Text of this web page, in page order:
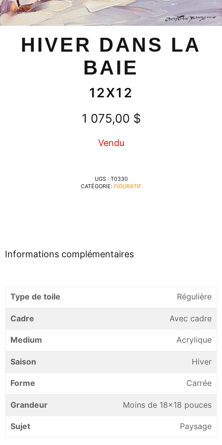
HIVER DANS LA
BAIE
12X12
1 075,00 $
Vendu
UGS : T0330
CATÉGORIE: FIGURATIF
Informations complémentaires
Type de toile Régulière
Cadre Avec cadre
Medium Acrylique
Saison Hiver
Forme Carrée
Grandeur Moins de 18×18 pouces
Sujet Paysage